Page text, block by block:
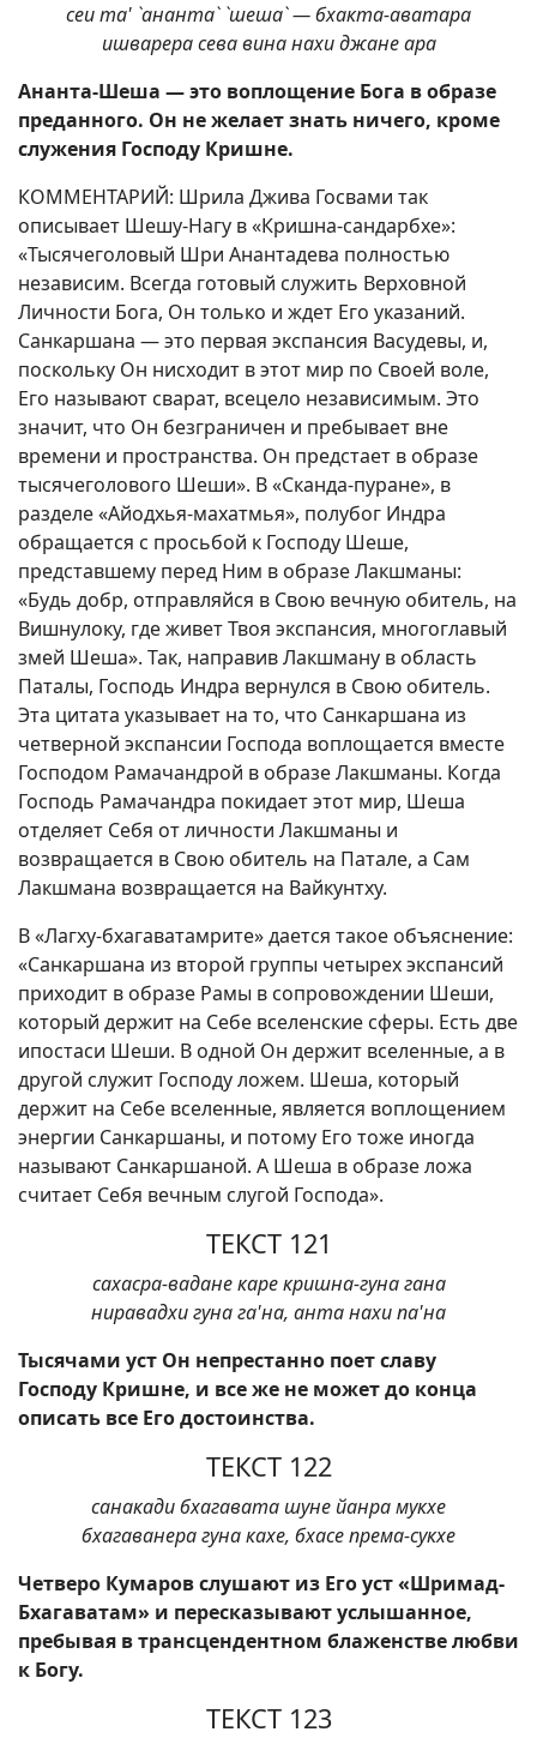
сеи та' `ананта` `шеша` — бхакта-аватара
ишварера сева вина нахи джане ара
Ананта-Шеша — это воплощение Бога в образе
преданного. Он не желает знать ничего, кроме
служения Господу Кришне.
КОММЕНТАРИЙ: Шрила Джива Госвами так
описывает Шешу-Нагу в «Кришна-сандарбхе»:
«Тысячеголовый Шри Анантадева полностью
независим. Всегда готовый служить Верховной
Личности Бога, Он только и ждет Его указаний.
Санкаршана — это первая экспансия Васудевы, и,
поскольку Он нисходит в этот мир по Своей воле,
Его называют сварат, всецело независимым. Это
значит, что Он безграничен и пребывает вне
времени и пространства. Он предстает в образе
тысячеголового Шеши». В «Сканда-пуране», в
разделе «Айодхья-махатмья», полубог Индра
обращается с просьбой к Господу Шеше,
представшему перед Ним в образе Лакшманы:
«Будь добр, отправляйся в Свою вечную обитель, на
Вишнулоку, где живет Твоя экспансия, многоглавый
змей Шеша». Так, направив Лакшману в область
Паталы, Господь Индра вернулся в Свою обитель.
Эта цитата указывает на то, что Санкаршана из
четверной экспансии Господа воплощается вместе
Господом Рамачандрой в образе Лакшманы. Когда
Господь Рамачандра покидает этот мир, Шеша
отделяет Себя от личности Лакшманы и
возвращается в Свою обитель на Патале, а Сам
Лакшмана возвращается на Вайкунтху.
В «Лагху-бхагаватамрите» дается такое объяснение:
«Санкаршана из второй группы четырех экспансий
приходит в образе Рамы в сопровождении Шеши,
который держит на Себе вселенские сферы. Есть две
ипостаси Шеши. В одной Он держит вселенные, а в
другой служит Господу ложем. Шеша, который
держит на Себе вселенные, является воплощением
энергии Санкаршаны, и потому Его тоже иногда
называют Санкаршаной. А Шеша в образе ложа
считает Себя вечным слугой Господа».
ТЕКСТ 121
сахасра-вадане каре кришна-гуна гана
ниравадхи гуна га'на, анта нахи па'на
Тысячами уст Он непрестанно поет славу
Господу Кришне, и все же не может до конца
описать все Его достоинства.
ТЕКСТ 122
санакади бхагавата шуне йанра мукхе
бхагаванера гуна кахе, бхасе према-сукхе
Четверо Кумаров слушают из Его уст «Шримад-
Бхагаватам» и пересказывают услышанное,
пребывая в трансцендентном блаженстве любви
к Богу.
ТЕКСТ 123